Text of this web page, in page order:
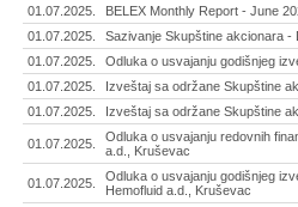
01.07.2025.
BELEX Monthly Report - June
01.07.2025.
Sazivanje Skupštine akcionara -
01.07.2025.
Odluka o usvajanju godišnjeg
01.07.2025.
Izveštaj sa održane Skupštine
01.07.2025.
Izveštaj sa održane Skupštine
01.07.2025.
Odluka o usvajanju redovnih
a.d., Kruševac
01.07.2025.
Odluka o usvajanju godišnjeg
Hemofluid a.d., Kruševac